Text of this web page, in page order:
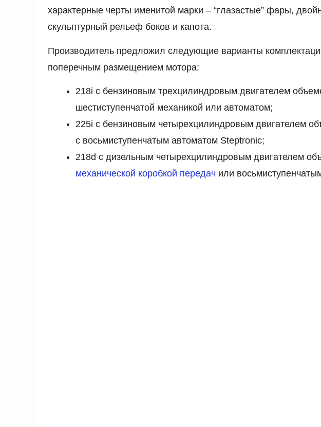
характерные черты именитой марки – “глазастые” фары,
скульптурный рельеф боков и капота.
Производитель предложил следующие варианты
поперечным размещением мотора:
218i с бензиновым трехцилиндровым двигателем
шестиступенчатой механикой или автоматом;
225i с бензиновым четырехцилиндровым двигателем
с восьмиступенчатым автоматом Steptronic;
218d с дизельным четырехцилиндровым двигателем
механической коробкой передач или